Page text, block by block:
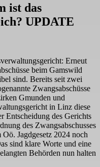
ist das
UPDATE
Erneut
beim Gamswild
sind. Bereits seit zwei
Zwangsabschüsse
Gmunden und
in Linz diese
Entscheidung des Gerichts
des Zwangsabschusses
Jagdgesetz 2024 noch
sind klare Worte und eine
Behörden nun halten